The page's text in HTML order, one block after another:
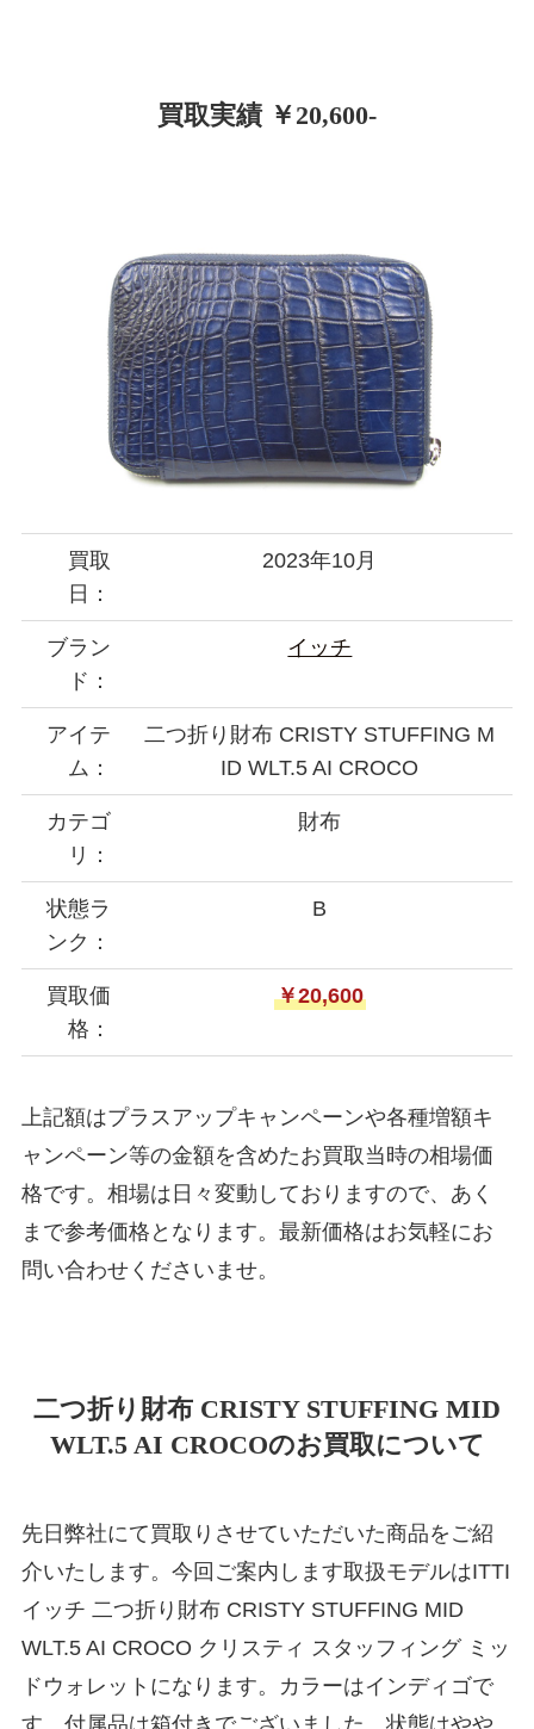
買取実績 ￥20,600-
買取
日：
2023年10月
ブラン
ド：
イッチ
アイテ
ム：
二つ折り財布 CRISTY STUFFING M
ID WLT.5 AI CROCO
カテゴ
リ：
財布
状態ラ
ンク：
B
買取価
格：
￥20,600
上記額はプラスアップキャンペーンや各種増額キ
ャンペーン等の金額を含めたお買取当時の相場価
格です。相場は日々変動しておりますので、あく
まで参考価格となります。最新価格はお気軽にお
問い合わせくださいませ。
二つ折り財布 CRISTY STUFFING MID
WLT.5 AI CROCOのお買取について
先日弊社にて買取りさせていただいた商品をご紹
介いたします。今回ご案内します取扱モデルはITTI
イッチ 二つ折り財布 CRISTY STUFFING MID
WLT.5 AI CROCO クリスティ スタッフィング ミッ
ドウォレットになります。カラーはインディゴで